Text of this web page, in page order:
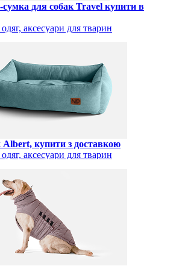
для собак Travel купити в
аксесуари для тварин
купити з доставкою
аксесуари для тварин